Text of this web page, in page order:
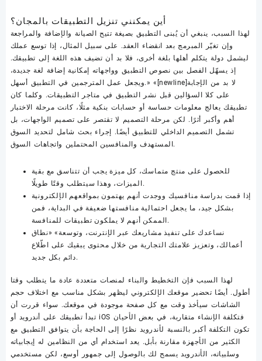
أين يمكنني تنزيل التطبيقات بالمجان؟
لهذا السبب، ينبغي أن يُبنى التطبيق بصيغة تتيح الصيانة والإضافة والمراجعة
وإن تغيّر المبرمج بعد انقضاء العقد. على سبيل المثال، إذا توسع عملك
ليشمل دولة يتكلم أهلها بلغة أخرى، فلا بد أن تضيف هذه اللغة إلى تطبيقك.
إذ يسهّل الفصل بين نصوص التطبيق وواجهاته إمكانية إضافة لغة جديدة،
ويجعل عمل المترجمين في التطبيق أسهل.» «[newline]لا بد من الإجابة
على كلا السؤالين قبل نشر التطبيق في متاجر التطبيقات. وكلما كان
تطبيقك يعالج معلومات حساسة أو حسابات بنكية مثلًا، كانت مرحلة الاختبار
أهم وأكبر أثرًا. لكن مرحلة التصميم لا تقتصر على تصميم الواجهات، بل
تشمل التصميم الداخلي للتطبيق أيضًا. إجراء بحث شامل لتحديد السوق
المستهدف والمنافسين المحتملين واتجاهات السوق.
للحصول على منتج متماسك، كل ميزة يجب أن تتناسق مع بقية
الميزات، وهذا سيتطلب وقتًا طويلًا.
إذا قمت بدراسة منافسيك ووجدت أنهم يهتمون بمواقعهم الإلكترونية
بشكل جيد، ما يجعل احتمالية منافستها ضعيفة في البداية، فمن
الممكن أنهم لا يملكون تطبيقات للمنافسة.
نساعدك على تنفيذ مشاريعك عبر الإنترنت، وتوسعة» «نطاق
أعمالك، وتعزيز علامتك التجارية من خلال محتوى يبقيك على اطّلاع
دائم بكل جديد.
لهذا السبب فإن التخطيط والبناء لمنصات متعددة عادة ما يتطلب وقتا
أطول. أيضًا تحضير موقعك الإلكتروني ليظهر بشكل مناسب مع اختلاف حجم
الشاشات سيأخذ وقت مع كل صفحة موجودة في موقعك. سواء قررت أن
تبدأ تطبيقك على أندرويد أو iOS فتكلفة الإنشاء متقاربة، في بعض الأحيان
تكون التكلفة أكبر بالنسبة لأندرويد نظرًا إلى الحاجة بأن يتوافق التطبيق مع
الكثير من الأجهزة مقارنة بأبل. يعد استخدام أي من النظامين له إيجابياته
وسلبياته، الأندرويد يسمح لك بالوصول إلى جمهور أوسع، لكن مستخدمي